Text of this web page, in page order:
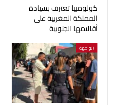
كولومبيا تعترف بسيادة
المملكة المغربية على
أقاليمها الجنوبية
الواجهة